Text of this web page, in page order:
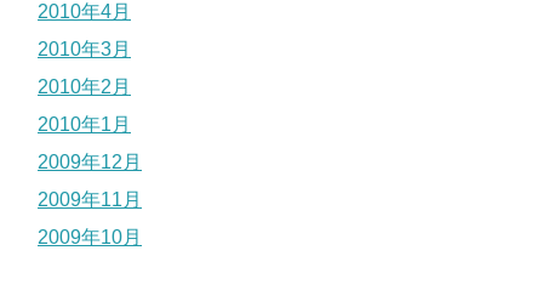
2010年4月
2010年3月
2010年2月
2010年1月
2009年12月
2009年11月
2009年10月